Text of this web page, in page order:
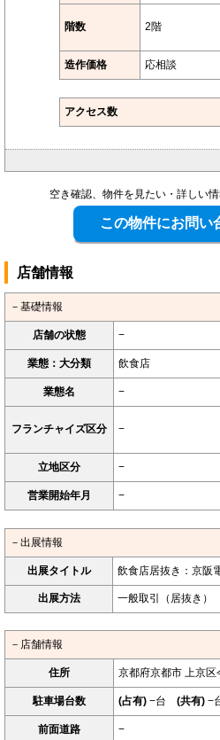
階数 2階
造作価格 応相談
アクセス数
空き確認、物件を見たい・詳しい
店舗情報
－基礎情報
店舗の状態 −
業態：大分類 飲食店
業態名 −
フランチャイズ区分 −
立地区分 −
営業開始年月 −
－出展情報
出展タイトル 飲食店居抜き：京阪
出展方法 一般取引（居抜き）
－店舗情報
住所 京都府京都市 上京
駐車場台数 (占有) −台 (共有) −
前面道路 −